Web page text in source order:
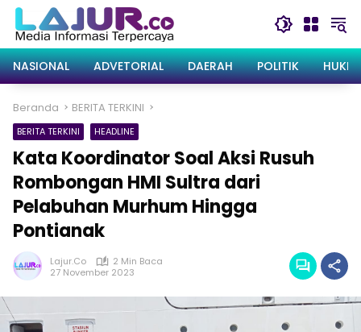
Langsung
konten
NASIONAL
ADVETORIAL DAERAH POLITIK
Beranda BERITA TERKINI
BERITA TERKINI HEADLINE
Kata Koordinator Soal Aksi Rusuh
Rombongan HMI Sultra dari
Pelabuhan Murhum Hingga
Pontianak
Lajur.co
2 Min Baca
27 November 2023